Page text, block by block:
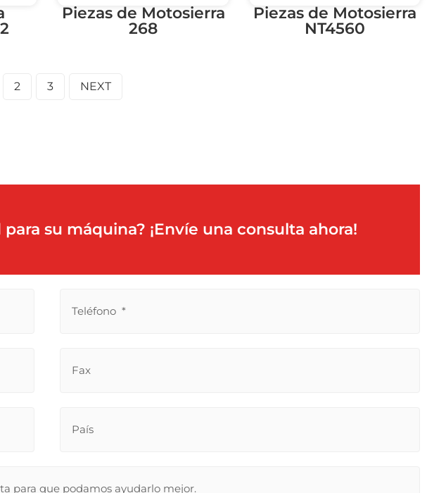
Piezas de Motosierra
268
Piezas de Motosierra
NT4560
2 3 NEXT
su máquina? ¡Envíe una consulta ahora!